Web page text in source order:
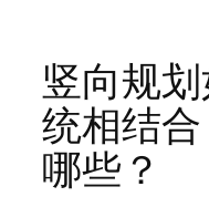
竖向规
统相结
哪些？